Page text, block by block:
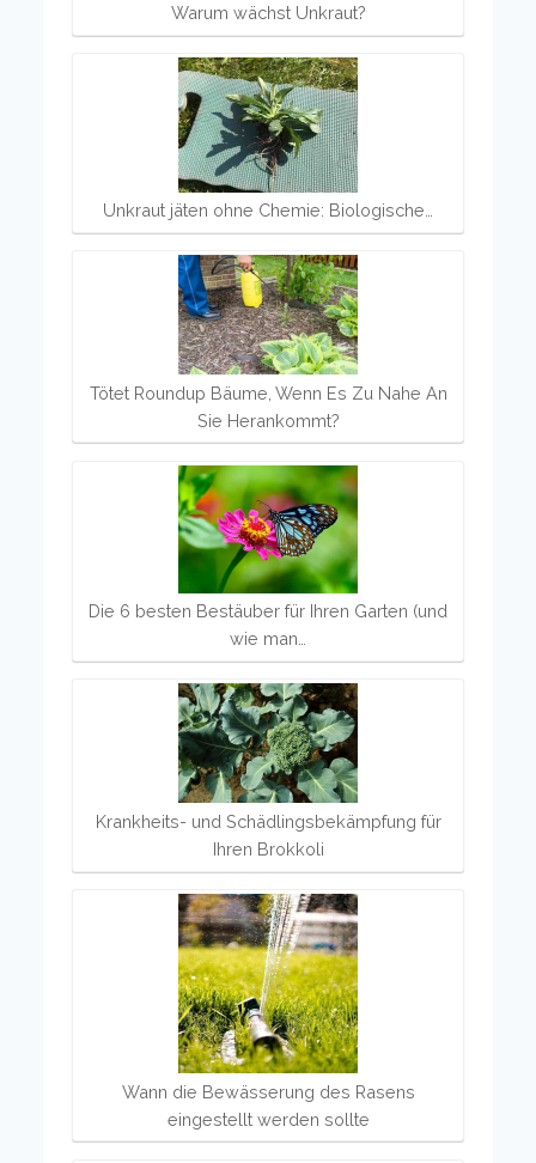
Warum wächst Unkraut?
Unkraut jäten ohne Chemie: Biologische…
Tötet Roundup Bäume, Wenn Es Zu Nahe An
Sie Herankommt?
Die 6 besten Bestäuber für Ihren Garten (und
wie man…
Krankheits- und Schädlingsbekämpfung für
Ihren Brokkoli
Wann die Bewässerung des Rasens
eingestellt werden sollte